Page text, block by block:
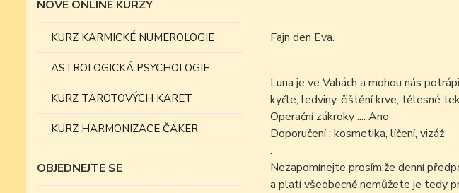
NOVÉ ONLINE KURZY
KURZ KARMICKÉ NUMEROLOGIE
ASTROLOGICKÁ PSYCHOLOGIE
KURZ TAROTOVÝCH KARET
KURZ HARMONIZACE ČAKER
OBJEDNEJTE SE
Fajn den Eva.
.
Luna je ve Vahách a mohou nás
kyčle, ledviny, čištění krve, tělesné
Operační zákroky .... Ano
Doporučení : kosmetika, líčení, vizáž
.
Nezapomínejte prosím,že denní
a platí všeobecně,nemůžete je tedy